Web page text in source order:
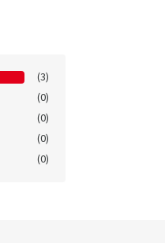
(3)
(0)
(0)
(0)
(0)